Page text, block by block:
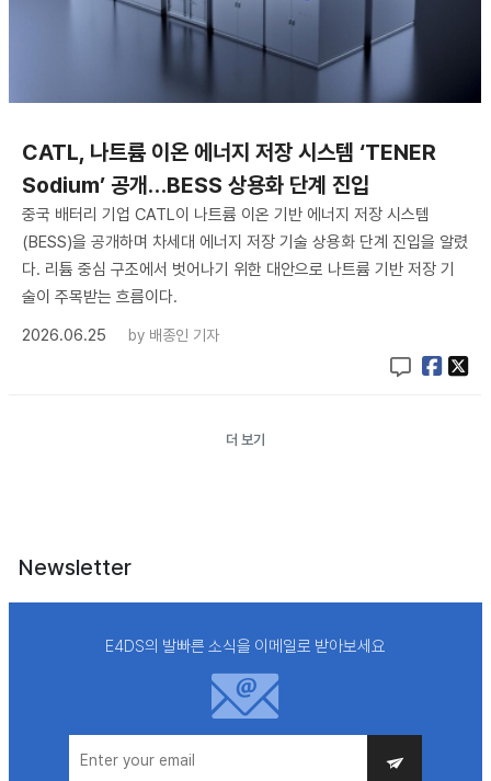
CATL, 나트륨 이온 에너지 저장 시스템 ‘TENER
Sodium’ 공개…BESS 상용화 단계 진입
중국 배터리 기업 CATL이 나트륨 이온 기반 에너지 저장 시스템
(BESS)을 공개하며 차세대 에너지 저장 기술 상용화 단계 진입을 알렸
다. 리튬 중심 구조에서 벗어나기 위한 대안으로 나트륨 기반 저장 기
술이 주목받는 흐름이다.
2026.06.25
by 배종인 기자
더 보기
Newsletter
E4DS의 발빠른 소식을 이메일로 받아보세요